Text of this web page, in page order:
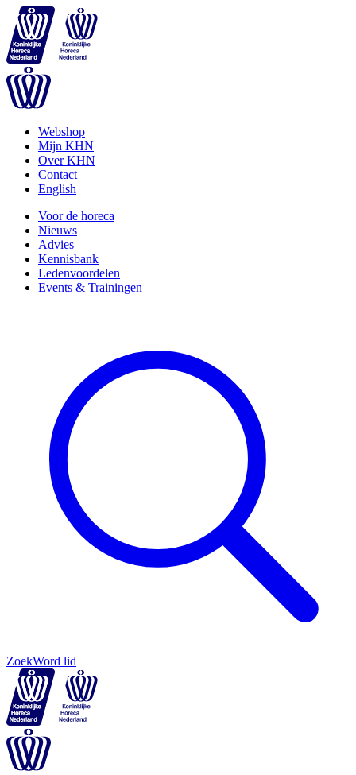
Webshop
Mijn KHN
Over KHN
Contact
English
Voor de horeca
Nieuws
Advies
Kennisbank
Ledenvoordelen
Events & Trainingen
ZoekWord lid